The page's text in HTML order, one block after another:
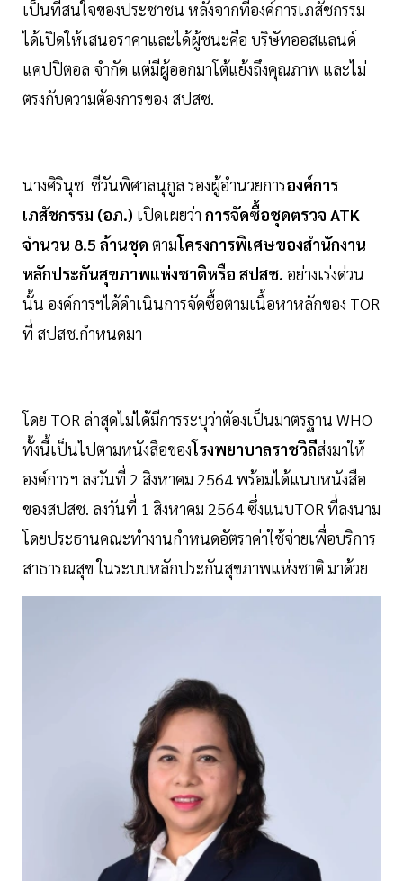
เป็นที่สนใจของประชาชน หลังจากที่องค์การเภสัชกรรม
ได้เปิดให้เสนอราคาและได้ผู้ชนะคือ บริษัทออสแลนด์
แคปปิตอล จำกัด แต่มีผู้ออกมาโต้แย้งถึงคุณภาพ และไม่
ตรงกับความต้องการของ สปสช.
นางศิรินุช ชีวันพิศาลนุกูล รองผู้อำนวยการองค์การ
เภสัชกรรม (อภ.) เปิดเผยว่า การจัดซื้อชุดตรวจ ATK
จำนวน 8.5 ล้านชุด ตามโครงการพิเศษของสำนักงาน
หลักประกันสุขภาพแห่งชาติหรือ สปสช. อย่างเร่งด่วน
นั้น องค์การฯได้ดำเนินการจัดซื้อตามเนื้อหาหลักของ TOR
ที่ สปสช.กำหนดมา
โดย TOR ล่าสุดไม่ได้มีการระบุว่าต้องเป็นมาตรฐาน WHO
ทั้งนี้เป็นไปตามหนังสือของโรงพยาบาลราชวิถีส่งมาให้
องค์การฯ ลงวันที่ 2 สิงหาคม 2564 พร้อมได้แนบหนังสือ
ของสปสช. ลงวันที่ 1 สิงหาคม 2564 ซึ่งแนบTOR ที่ลงนาม
โดยประธานคณะทำงานกำหนดอัตราค่าใช้จ่ายเพื่อบริการ
สาธารณสุข ในระบบหลักประกันสุขภาพแห่งชาติ มาด้วย